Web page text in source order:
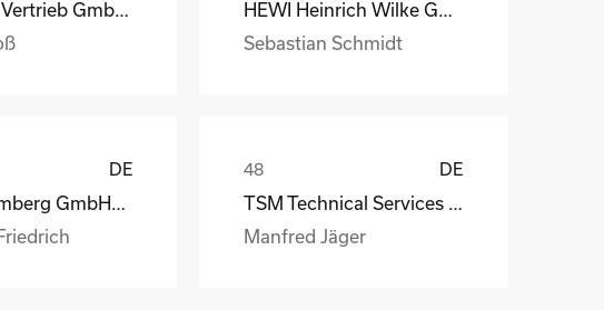
Sebastian Schmidt
DE DE
Manfred Jäger